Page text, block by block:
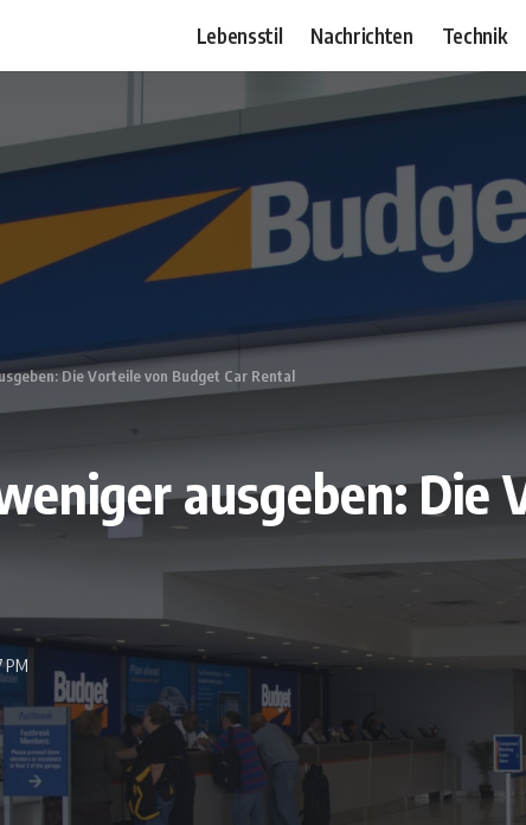
Lebensstil Nachrichten Technik
Die Vorteile von Budget Car Rental
ausgeben: Die
PM